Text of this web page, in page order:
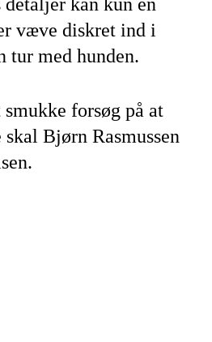
væve diskret ind i
tur med hunden.
forsøg på at
Bjørn Rasmussen